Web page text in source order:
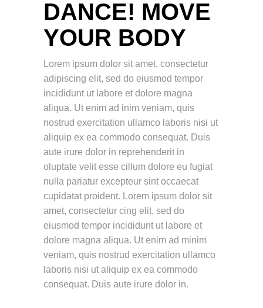
DANCE! MOVE
YOUR BODY
Lorem ipsum dolor sit amet, consectetur
adipiscing elit, sed do eiusmod tempor
incididunt ut labore et dolore magna
aliqua. Ut enim ad inim veniam, quis
nostrud exercitation ullamco laboris nisi ut
aliquip ex ea commodo consequat. Duis
aute irure dolor in reprehenderit in
oluptate velit esse cillum dolore eu fugiat
nulla pariatur excepteur sint occaecat
cupidatat proident. Lorem ipsum dolor sit
amet, consectetur cing elit, sed do
eiusmod tempor incididunt ut labore et
dolore magna aliqua. Ut enim ad minim
veniam, quis nostrud exercitation ullamco
laboris nisi ut aliquip ex ea commodo
consequat. Duis aute irure dolor in.